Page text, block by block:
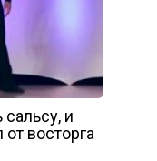
сальсу, и
восторга